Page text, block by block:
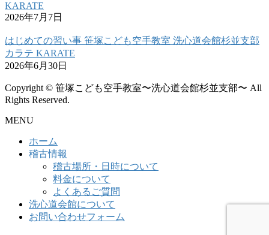
KARATE
2026年7月7日
はじめての習い事 笹塚こども空手教室 洗心道会館杉並支部
カラテ KARATE
2026年6月30日
Copyright © 笹塚こども空手教室〜洗心道会館杉並支部〜 All
Rights Reserved.
MENU
ホーム
稽古情報
稽古場所・日時について
料金について
よくあるご質問
洗心道会館について
お問い合わせフォーム